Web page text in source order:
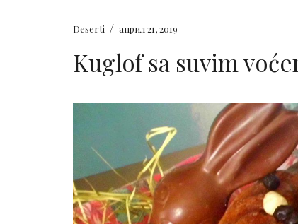
Deserti / април 21, 2019
Kuglof sa suvim